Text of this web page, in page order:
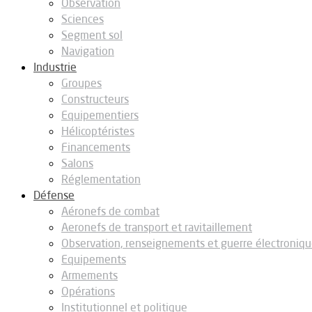
Observation
Sciences
Segment sol
Navigation
Industrie
Groupes
Constructeurs
Equipementiers
Hélicoptéristes
Financements
Salons
Réglementation
Défense
Aéronefs de combat
Aeronefs de transport et ravitaillement
Observation, renseignements et guerre
Equipements
Armements
Opérations
Institutionnel et politique